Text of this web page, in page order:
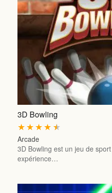
3D Bowling
★
★
★
★
★
Arcade
3D Bowling est un jeu de
expérience…